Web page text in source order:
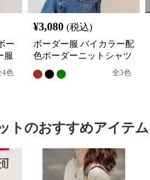
ー
服
4色
¥3,080 (税込)
ボーダー服 バイカラー配
色ボーダーニットシャツ
全3色
トのおすすめアイテム